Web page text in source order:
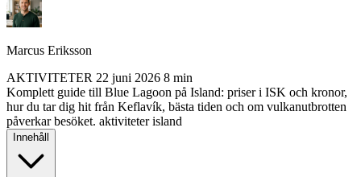
Marcus Eriksson
AKTIVITETER 22 juni 2026 8 min
Komplett guide till Blue Lagoon på Island: priser i ISK och kronor,
hur du tar dig hit från Keflavík, bästa tiden och om vulkanutbrotten
påverkar besöket. aktiviteter island
Innehåll